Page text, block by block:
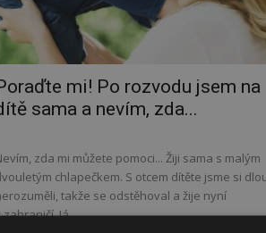
mi! Po rozvodu jsem na
sama a nevím, zda...
zda mi můžete pomoci... Žiji sama s malým
chlapečkem. S otcem dítěte jsme si
takže se odstěhoval a žije nyní
zahraničí. Já...